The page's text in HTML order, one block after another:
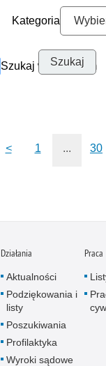
Kategoria
Szukaj w archiwum
< 1 ... 30
Działania
Aktualności
Podziękowania i
listy
Poszukiwania
Profilaktyka
Wyroki sądowe
Praca